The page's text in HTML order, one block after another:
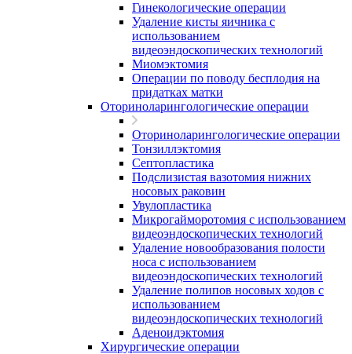
Гинекологические операции
Удаление кисты яичника с
использованием
видеоэндоскопических технологий
Миомэктомия
Операции по поводу бесплодия на
придатках матки
Оториноларингологические операции
Оториноларингологические операции
Тонзиллэктомия
Септопластика
Подслизистая вазотомия нижних
носовых раковин
Увулопластика
Микрогайморотомия с использованием
видеоэндоскопических технологий
Удаление новообразования полости
носа с использованием
видеоэндоскопических технологий
Удаление полипов носовых ходов с
использованием
видеоэндоскопических технологий
Аденоидэктомия
Хирургические операции